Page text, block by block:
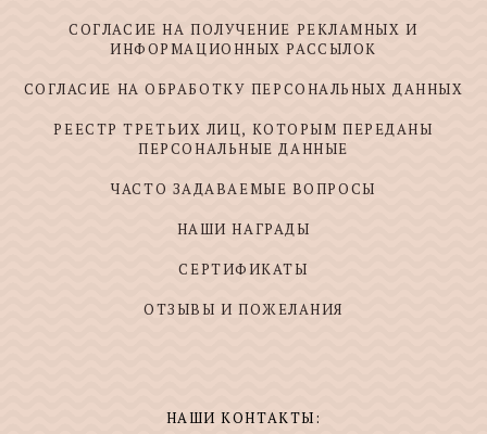
СОГЛАСИЕ НА ПОЛУЧЕНИЕ РЕКЛАМНЫХ И
ИНФОРМАЦИОННЫХ РАССЫЛОК
СОГЛАСИЕ НА ОБРАБОТКУ ПЕРСОНАЛЬНЫХ ДАННЫХ
РЕЕСТР ТРЕТЬИХ ЛИЦ, КОТОРЫМ ПЕРЕДАНЫ
ПЕРСОНАЛЬНЫЕ ДАННЫЕ
ЧАСТО ЗАДАВАЕМЫЕ ВОПРОСЫ
НАШИ НАГРАДЫ
СЕРТИФИКАТЫ
ОТЗЫВЫ И ПОЖЕЛАНИЯ
НАШИ КОНТАКТЫ: